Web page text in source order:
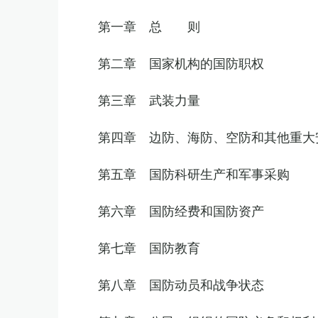
第一章 总 则
第二章 国家机构的国防职权
第三章 武装力量
第四章 边防、海防、空防和其他重大
第五章 国防科研生产和军事采购
第六章 国防经费和国防资产
第七章 国防教育
第八章 国防动员和战争状态